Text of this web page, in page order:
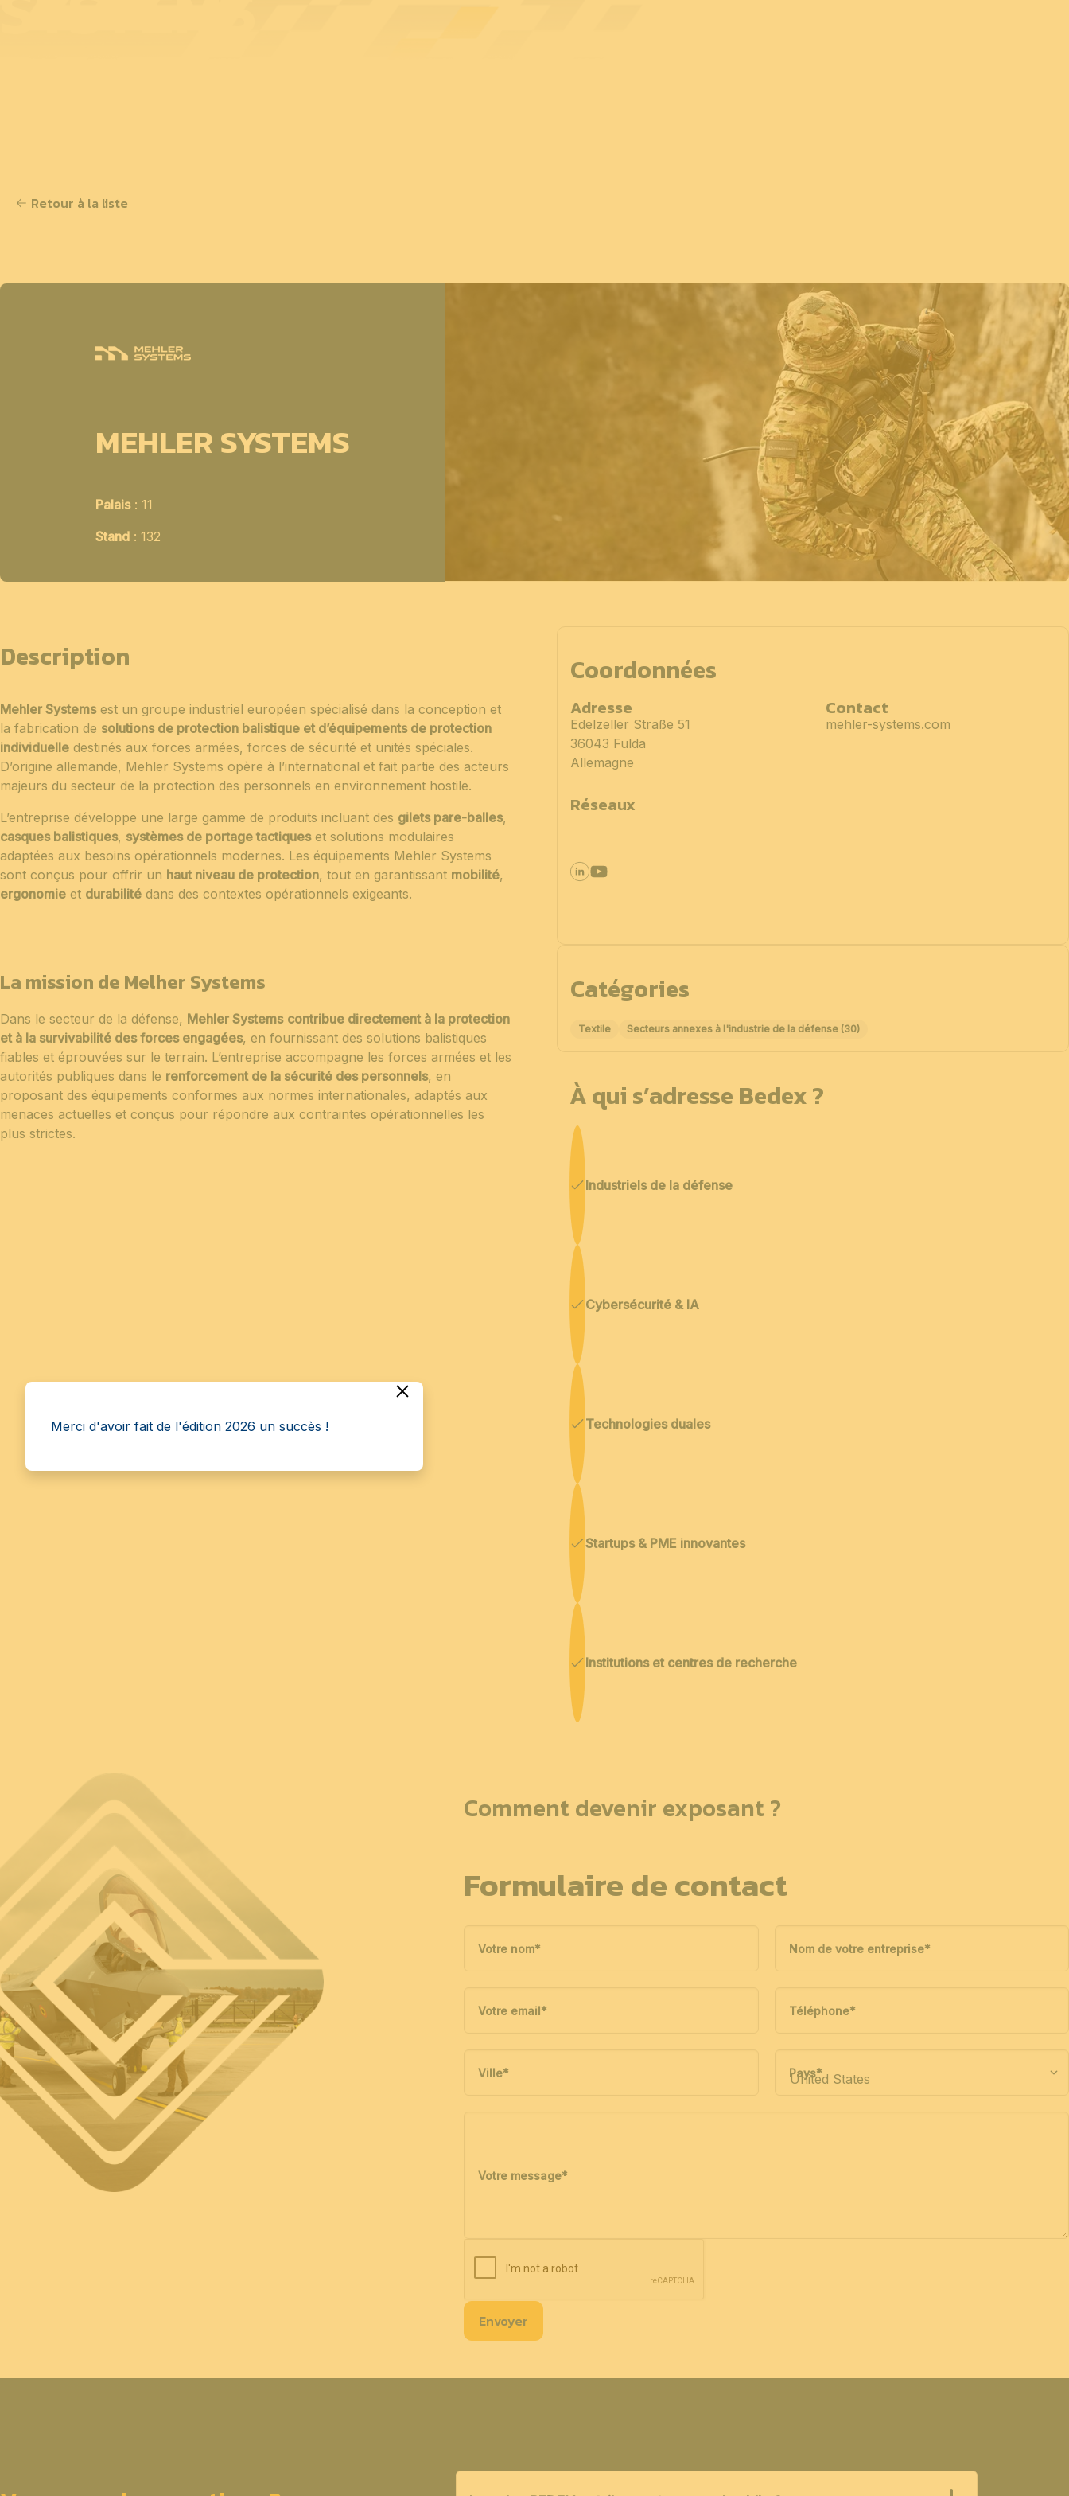
Retour à la liste
MEHLER SYSTEMS
Palais: 11
Stand : 132
Description
Mehler Systemsest un groupe industriel européen spécialisé dans la conception et
la fabrication de solutions de protection balistique et d’équipements de protection
individuelle destinés aux forces armées, forces de sécurité et unités spéciales.
D’origine allemande, Mehler Systems opère à l’international et fait partie des acteurs
majeurs du secteur de la protection des personnels en environnement hostile.
L’entreprise développe une large gamme de produits incluant des gilets pare-balles,
casques balistiques, systèmes de portage tactiqueset solutions modulaires
adaptées aux besoins opérationnels modernes. Les équipements Mehler Systems
sont conçus pour offrir un haut niveau de protection, tout en garantissant mobilité,
ergonomie et durabilité dans des contextes opérationnels exigeants.
La mission de Melher Systems
Dans le secteur de la défense, Mehler Systems contribue directement à la protection
et à la survivabilité des forces engagées, en fournissant des solutions balistiques
fiables et éprouvées sur le terrain. L’entreprise accompagne les forces armées et les
autorités publiques dans le renforcement de la sécurité des personnels, en
proposant des équipements conformes aux normes internationales, adaptés aux
menaces actuelles et conçus pour répondre aux contraintes opérationnelles les
plus strictes.
Coordonnées
Adresse
Edelzeller Straße 51
36043 Fulda
Allemagne
Contact
mehler-systems.com
Réseaux
Catégories
Textile Secteurs annexes à l'industrie de la défense (30)
À qui s’adresse Bedex ?
Industriels de la défense
Cybersécurité & IA
Technologies duales
Startups & PME innovantes
Institutions et centres de recherche
Comment devenir exposant ?
Formulaire de contact
Votre nom* Nom de votre entreprise*
Votre email* Téléphone*
Ville* Pays*
Votre message*
Envoyer
Merci d'avoir fait de l'édition 2026 un succès !